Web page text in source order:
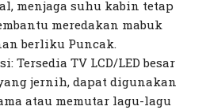
menjaga suhu kabin tetap
meredakan mabuk
berliku Puncak.
Tersedia TV LCD/LED besar
jernih, dapat digunakan
atau memutar lagu-lagu